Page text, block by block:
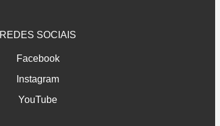
REDES SOCIAIS
Facebook
Instagram
YouTube